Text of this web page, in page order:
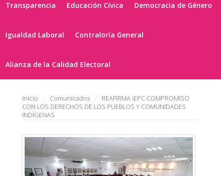
Transparencia Educación Cívica Democracia de Género
Igualdad Laboral Contraloría General
Alianza de la Calidad Electoral
Inicio Comunicados
REAFIRMA IEPC COMPROMISO
CON LOS DERECHOS DE LOS PUEBLOS Y COMUNIDADES
INDÍGENAS